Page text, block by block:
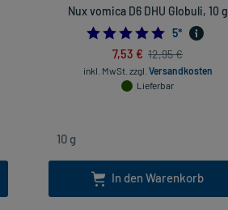
Nux vomica D6 DHU Globuli, 10 g
5.0
5*
7,53 € 12,95 €
inkl. MwSt. zzgl. Versandkosten
Lieferbar
In den Warenkorb